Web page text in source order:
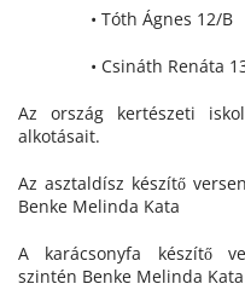
• Tóth Ágnes 12/B
• Csináth Renáta
Az ország kertészeti
alkotásait.
Az asztaldísz készítő
Benke Melinda Kata
A karácsonyfa készítő
szintén Benke Melinda